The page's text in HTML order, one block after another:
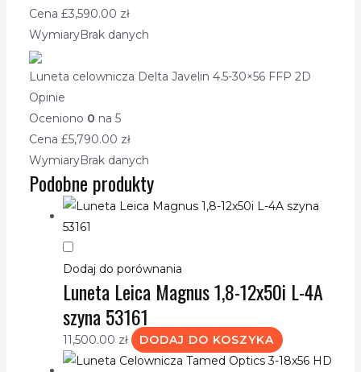
Cena £3,590.00 zł
WymiaryBrak danych
Luneta celownicza Delta Javelin 4.5-30×56 FFP 2D
Opinie
Oceniono 0 na 5
Cena £5,790.00 zł
WymiaryBrak danych
Podobne produkty
Dodaj do porównania
Luneta Leica Magnus 1,8-12x50i L-4A
szyna 53161
11,500.00 zł DODAJ DO KOSZYKA